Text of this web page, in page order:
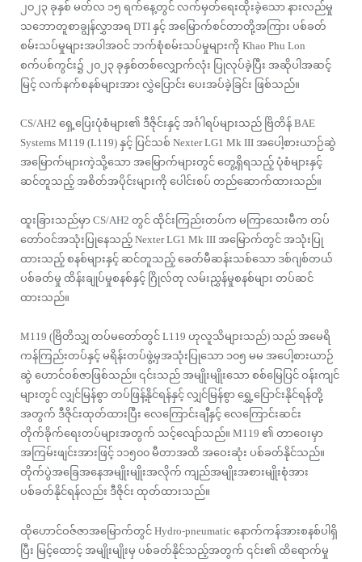
၂၀၂၃ ခုနှစ် မတ်လ ၁၅ ရက်နေ့တွင် လက်မှတ်ရေးထိုးခဲ့သော နားလည်မှု
သဘောတူစာချွန်လွှာအရ DTI နှင့် အမြောက်စင်တာတို့အကြား ပစ်ခတ်
စမ်းသပ်မှုများအပါအဝင် ဘက်စုံစမ်းသပ်မှုများကို Khao Phu Lon
စက်ပစ်ကွင်း၌ ၂၀၂၃ ခုနှစ်တစ်လျှောက်လုံး ပြုလုပ်ခဲ့ပြီး အဆိုပါအဆင့်
မြင့် လက်နက်စနစ်များအား လွှဲပြောင်း ပေးအပ်ခဲ့ခြင်း ဖြစ်သည်။
CS/AH2 ရှေ့ပြေးပုံစံများ၏ ဒီဇိုင်းနှင့် အင်္ဂါရပ်များသည် ဗြိတိန် BAE
Systems M119 (L119) နှင့် ပြင်သစ် Nexter LG1 Mk III အပေါ့စားယာဉ်ဆွဲ
အမြောက်များကဲ့သို့သော အမြောက်များတွင် တွေ့ရှိရသည့် ပုံစံများနှင့်
ဆင်တူသည့် အစိတ်အပိုင်းများကို ပေါင်းစပ် တည်ဆောက်ထားသည်။
ထူးခြားသည်မှာ CS/AH2 တွင် ထိုင်းကြည်းတပ်က မကြာသေးမီက တပ်
တော်ဝင်အသုံးပြုနေသည့် Nexter LG1 Mk III အမြောက်တွင် အသုံးပြု
ထားသည့် စနစ်များနှင့် ဆင်တူသည့် ခေတ်မီဆန်းသစ်သော ဒစ်ဂျစ်တယ်
ပစ်ခတ်မှု ထိန်းချုပ်မှုစနစ်နှင့် ဂြိုလ်တု လမ်းညွှန်မှုစနစ်များ တပ်ဆင်
ထားသည်။
M119 (ဗြိတိသျှ တပ်မတော်တွင် L119 ဟုလူသိများသည်) သည် အမေရိ
ကန်ကြည်းတပ်နှင့် မရိန်းတပ်ဖွဲ့မှအသုံးပြုသော ၁၀၅ မမ အပေါ့စားယာဉ်
ဆွဲ ဟောင်ဝစ်ဇာဖြစ်သည်။ ၎င်းသည် အမျိုးမျိုးသော စစ်မြေပြင် ဝန်းကျင်
များတွင် လျှင်မြန်စွာ တပ်ဖြန့်နိုင်ရန်နှင့် လျှင်မြန်စွာ ရွှေ့ပြောင်းနိုင်ရန်တို့
အတွက် ဒီဇိုင်းထုတ်ထားပြီး လေကြောင်းချီနှင့် လေကြောင်းဆင်း
တိုက်ခိုက်ရေးတပ်များအတွက် သင့်လျော်သည်။ M119 ၏ တာဝေးမှာ
အကြမ်းဖျင်းအားဖြင့် ၁၁၅၀၀ မီတာအထိ အဝေးဆုံး ပစ်ခတ်နိုင်သည်။
တိုက်ပွဲအခြေအနေအမျိုးမျိုးအလိုက် ကျည်အမျိုးအစားမျိုးစုံအား
ပစ်ခတ်နိုင်ရန်လည်း ဒီဇိုင်း ထုတ်ထားသည်။
ထိုဟောင်ဝဇ်ဇာအမြောက်တွင် Hydro-pneumatic နောက်ကန်အားစနစ်ပါရှိ
ပြီး မြင့်ထောင့် အမျိုးမျိုးမှ ပစ်ခတ်နိုင်သည့်အတွက် ၎င်း၏ ထိရောက်မှု